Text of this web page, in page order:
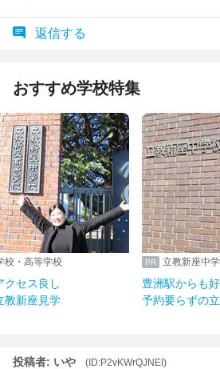
返信する
おすすめ学校特集
校・高等学校
クセス良し
教新座見学
立教新座中
豊洲駅からも
予約要らずの
投稿者: いや
(ID:P2vKWrQJNEI)